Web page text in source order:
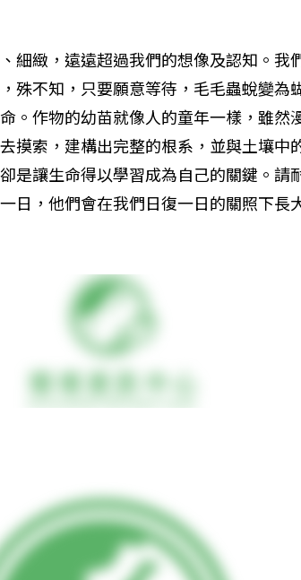
細緻，遠遠超過我們的想像及認知。我
殊不知，只要願意等待，毛毛蟲蛻變為
。作物的幼苗就像人的童年一樣，雖然
摸索，建構出完整的根系，並與土壤中
是讓生命得以學習成為自己的關鍵。請
日，他們會在我們日復一日的關照下長